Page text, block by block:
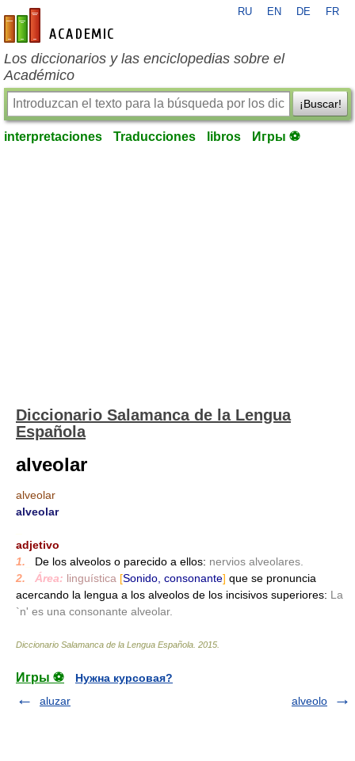
es-academic.com
RU EN DE FR
Los diccionarios y las enciclopedias sobre el
Académico
¡Buscar!
interpretaciones Traducciones libros Игры ⚽
Diccionario Salamanca de la Lengua
Española
alveolar
alveolar
alveolar
adjetivo
1.
De los alveolos o parecido a ellos: nervios alveolares.
2.
Área: linguística [Sonido, consonante] que se pronuncia
acercando la lengua a los alveolos de los incisivos superiores: La
`n' es una consonante alveolar.
Diccionario Salamanca de la Lengua Española 2015
Игры ⚽
Нужна курсовая?
aluzar
alveolo